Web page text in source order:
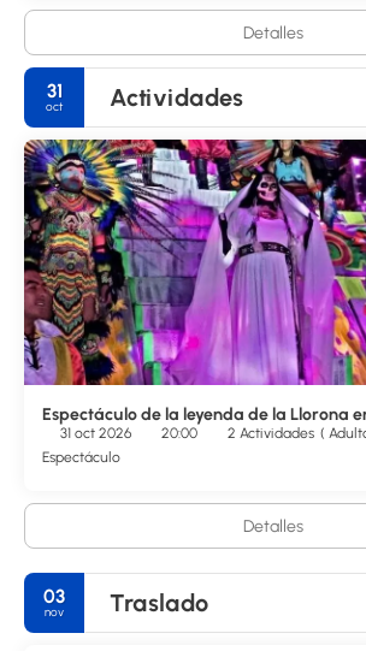
Detalles
31
oct Actividades
Espectáculo de la leyenda de la Llorona
31 oct 2026 20:00 2 Actividades (
Espectáculo
Detalles
03
nov Traslado